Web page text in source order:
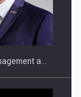
a…